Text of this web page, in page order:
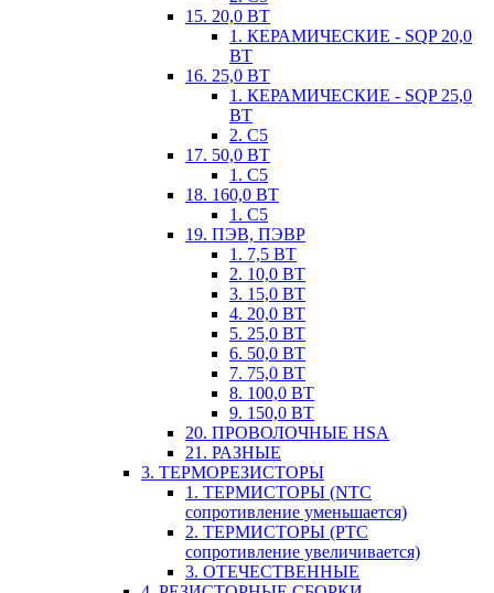
15. 20,0 ВТ
1. КЕРАМИЧЕСКИЕ - SQP 20,0
ВТ
16. 25,0 ВТ
1. КЕРАМИЧЕСКИЕ - SQP 25,0
ВТ
2. С5
17. 50,0 ВТ
1. С5
18. 160,0 ВТ
1. С5
19. ПЭВ, ПЭВР
1. 7,5 ВТ
2. 10,0 ВТ
3. 15,0 ВТ
4. 20,0 ВТ
5. 25,0 ВТ
6. 50,0 ВТ
7. 75,0 ВТ
8. 100,0 ВТ
9. 150,0 ВТ
20. ПРОВОЛОЧНЫЕ HSA
21. РАЗНЫЕ
3. ТЕРМОРЕЗИСТОРЫ
1. ТЕРМИСТОРЫ (NTC
сопротивление уменьшается)
2. ТЕРМИСТОРЫ (PTC
сопротивление увеличивается)
3. ОТЕЧЕСТВЕННЫЕ